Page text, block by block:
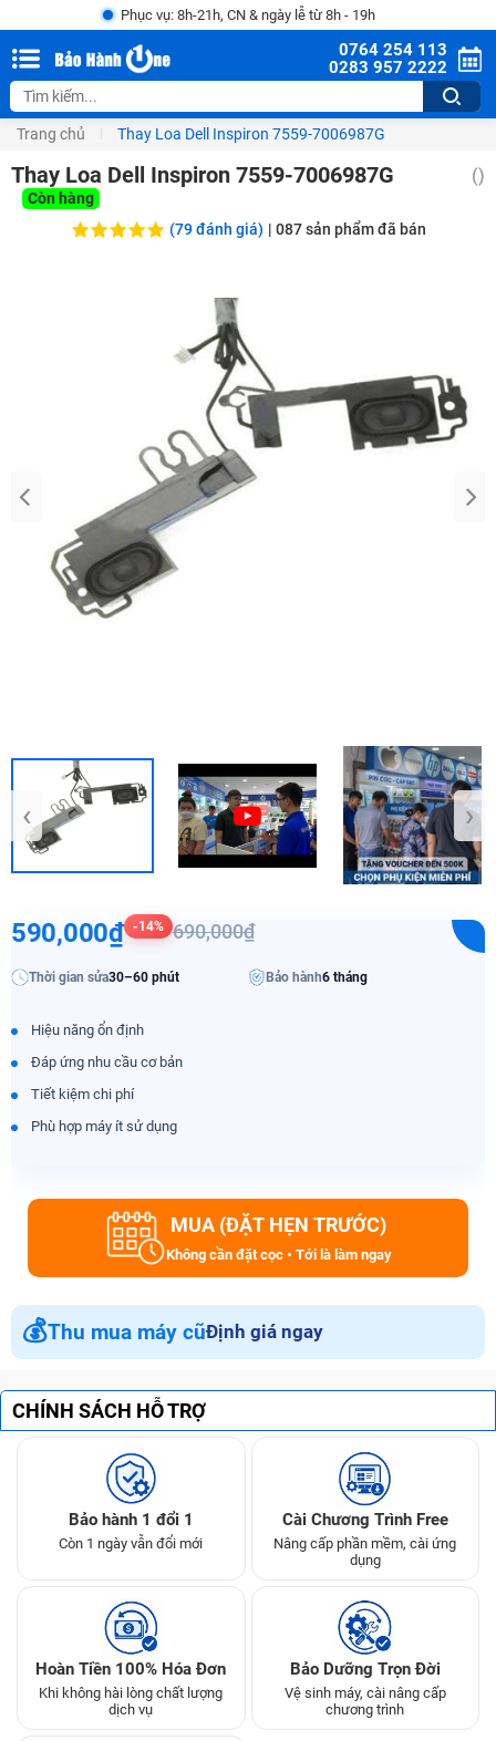
Phục vụ: 8h-21h, CN & ngày lễ từ 8h - 19h
0764 254 113
0283 957 2222
Trang chủ Thay Loa Dell Inspiron 7559-7006987G
Thay Loa Dell Inspiron 7559-7006987G ()
Còn hàng
(79 đánh giá) | 087sản phẩm đã bán
‹ ›
590,000₫ -14% 690,000₫
Thời gian sửa30–60 phút Bảo hành6 tháng
Hiệu năng ổn định
Đáp ứng nhu cầu cơ bản
Tiết kiệm chi phí
Phù hợp máy ít sử dụng
MUA (ĐẶT HẸN TRƯỚC)
Không cần đặt cọc • Tới là làm ngay
💰Thu mua máy cũĐịnh giá ngay
CHÍNH SÁCH HỖ TRỢ
Bảo hành 1 đổi 1
Còn 1 ngày vẫn đổi mới
Cài Chương Trình Free
Nâng cấp phần mềm, cài ứng
dụng
Hoàn Tiền 100% Hóa Đơn
Khi không hài lòng chất lượng
dịch vụ
Bảo Dưỡng Trọn Đời
Vệ sinh máy, cài nâng cấp
chương trình